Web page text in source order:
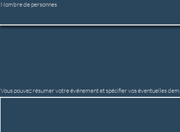
Nombre de personnes
Vous pouvez résumer votre événement et spécifier vos éventuelles